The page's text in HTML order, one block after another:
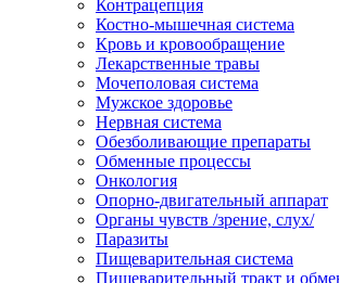
Контрацепция
Костно-мышечная система
Кровь и кровообращение
Лекарственные травы
Мочеполовая система
Мужское здоровье
Нервная система
Обезболивающие препараты
Обменные процессы
Онкология
Опорно-двигательный аппарат
Органы чувств /зрение, слух/
Паразиты
Пищеварительная система
Пищеварительный тракт и